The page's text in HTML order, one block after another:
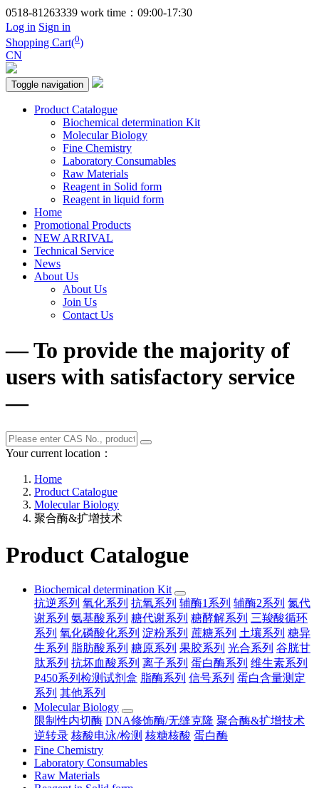
0518-81263339 work time：09:00-17:30
Log in Sign in
Shopping Cart(0)
CN
Toggle navigation
Product Catalogue
Biochemical determination Kit
Molecular Biology
Fine Chemistry
Laboratory Consumables
Raw Materials
Reagent in Solid form
Reagent in liquid form
Home
Promotional Products
NEW ARRIVAL
Technical Service
News
About Us
About Us
Join Us
Contact Us
— To provide the majority of
users with satisfactory service
—
Your current location：
Home
Product Catalogue
Molecular Biology
聚合酶&扩增技术
Product Catalogue
Biochemical determination Kit
抗逆系列 氧化系列 抗氧系列 辅酶1系列 辅酶2系列 氮代
谢系列 氨基酸系列 糖代谢系列 糖酵解系列 三羧酸循环
系列 氧化磷酸化系列 淀粉系列 蔗糖系列 土壤系列 糖异
生系列
脂肪酸系列 糖原系列 果胶系列 光合系列 谷胱甘
肽系列 抗坏血酸系列 离子系列 蛋白酶系列 维生素系列
P450系列检测试剂盒 脂酶系列 信号系列 蛋白含量测定
系列 其他系列
Molecular Biology
限制性内切酶 DNA修饰酶/无缝克隆 聚合酶&扩增技术
逆转录 核酸电泳/检测 核糖核酸 蛋白酶
Fine Chemistry
Laboratory Consumables
Raw Materials